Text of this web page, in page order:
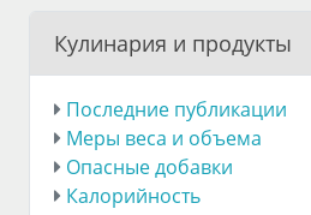
Кулинария и продукты
Последние публикации
Меры веса и объема
Опасные добавки
Калорийность